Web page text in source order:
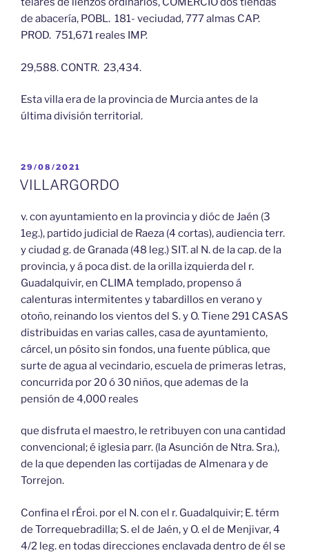
de abacería, POBL. 181- veciudad, 777 almas CAP.
PROD. 751,671 reales IMP.
29,588. CONTR. 23,434.
Esta villa era de la provincia de Murcia antes de la
última división territorial.
PUBLICADO
EL
29/08/2021
VILLARGORDO
v. con ayuntamiento en la provincia y dióc de Jaén (3
1eg.), partido judicial de Raeza (4 cortas), audiencia terr.
y ciudad g. de Granada (48 leg.) SIT. al N. de la cap. de la
provincia, y á poca dist. de la orilla izquierda del r.
Guadalquivir, en CLIMA templado, propenso á
calenturas intermitentes y tabardillos en verano y
otoño, reinando los vientos del S. y O. Tiene 291 CASAS
distribuidas en varias calles, casa de ayuntamiento,
cárcel, un pósito sin fondos, una fuente pública, que
surte de agua al vecindario, escuela de primeras letras,
concurrida por 20 ó 30 niños, que ademas de la
pensión de 4,000 reales
que disfruta el maestro, le retribuyen con una cantidad
convencional; é iglesia parr. (la Asunción de Ntra. Sra.),
de la que dependen las cortijadas de Almenara y de
Torrejon.
Confina el rÉroi. por el N. con el r. Guadalquivir; E. térm
de Torrequebradilla; S. el de Jaén, y O. el de Menjivar, 4
4/2 leg. en todas direcciones enclavada dentro de él se